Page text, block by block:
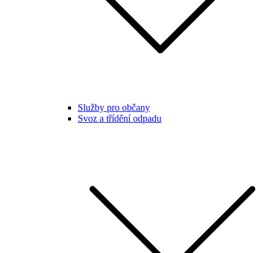
Služby pro občany
Svoz a třídění odpadu